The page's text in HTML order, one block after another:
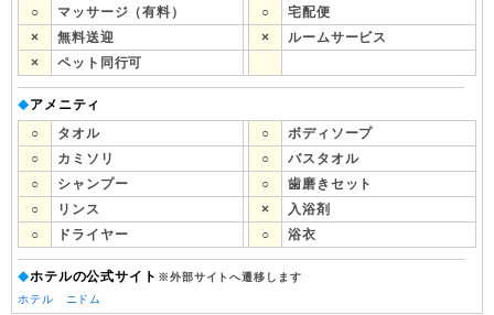
○
マッサージ（有料） ○
宅配便
×
無料送迎 ×
ルームサービス
×
ペット同行可
◆アメニティ
○
タオル ○
ボディソープ
○
カミソリ ○
バスタオル
○
シャンプー ○
歯磨きセット
○
リンス ×
入浴剤
○
ドライヤー ○ 浴衣
◆ホテルの公式サイト ※外部サイトへ遷移します
ホテル ニドム